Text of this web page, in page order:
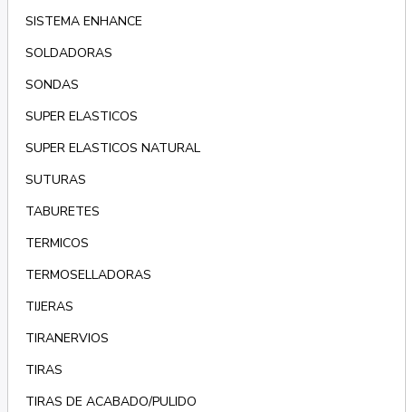
SISTEMA ENHANCE
SOLDADORAS
SONDAS
SUPER ELASTICOS
SUPER ELASTICOS NATURAL
SUTURAS
TABURETES
TERMICOS
TERMOSELLADORAS
TIJERAS
TIRANERVIOS
TIRAS
TIRAS DE ACABADO/PULIDO